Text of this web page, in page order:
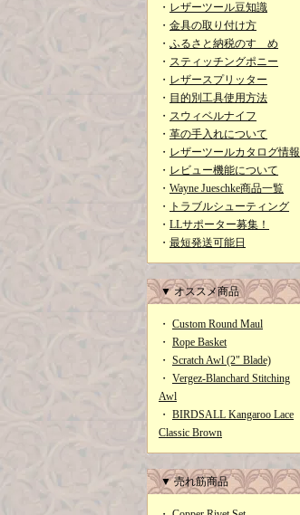
・ レザーツール豆知識
・ 金具の取り付け方
・ ふるさと納税のすゝめ
・ スティッチングポニー
・ レザースプリッター
・ 目的別工具使用方法
・ スウィベルナイフ
・ 革の手入れについて
・ レザーツールカタログ情報
・ レビュー機能について
・ Wayne Jueschke商品一覧
・
トラブルシューティング
・ LLサポーター募集！
・ 最短発送可能日
▼ オススメ商品
・ Custom Round Maul
・ Rope Basket
・ Scratch Awl (2" Blade)
・ Vergez-Blanchard Stitching
Awl
・ BIRDSALL Kangaroo Lace
Classic Brown
▼ 売れ筋商品